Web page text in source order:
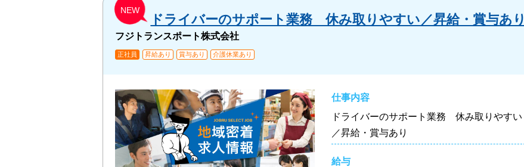
NEW
ドライバーのサポート業務 休み取りやすい／昇給・賞与あり
フジトランスポート株式会社
正社員 昇給あり 賞与あり 介護休業あり
仕事内容
ドライバーのサポート業務 休み取りやすい
／昇給・賞与あり
給与